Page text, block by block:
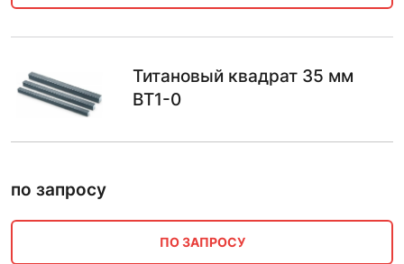
Титановый квадрат 35 мм
ВТ1-0
по запросу
ПО ЗАПРОСУ